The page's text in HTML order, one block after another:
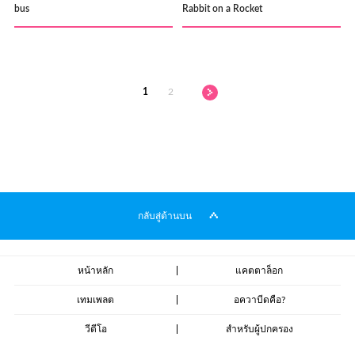
bus Rabbit on a Rocket
1 2
กลับสู่ด้านบน
หน้าหลัก แคตตาล็อก
เทมเพลต อควาบีดคือ?
วีดีโอ สำหรับผู้ปกครอง